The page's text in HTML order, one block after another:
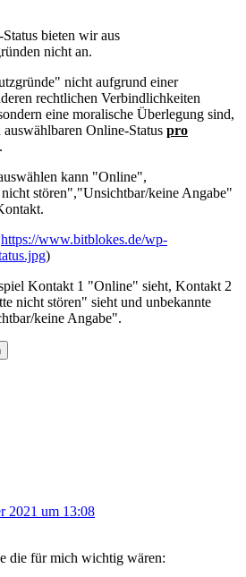
bieten wir aus
nicht an.
nicht aufgrund einer
rechtlichen Verbindlichkeiten
eine moralische Überlegung sind,
Online-Status pro
kann "Online",
stören","Unsichtbar/keine Angabe"
https://www.bitblokes.de/wp-
)
Kontakt 1 "Online" sieht, Kontakt 2
nicht stören" sieht und unbekannte
keine Angabe".
2021 um 13:08
die für mich wichtig wären: